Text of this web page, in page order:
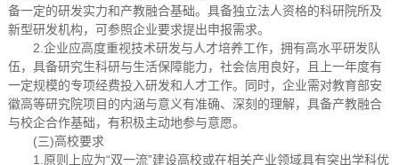
备一定的研发实力和产教融合基础。具备独立法人资格的科研院所及
新型研发机构，可参照企业要求提出申报需求。
2.企业应高度重视技术研发与人才培养工作，拥有高水平研发队
伍，具备研究生科研与生活保障能力，社会信用良好，且上一年度有
一定规模的专项经费投入研发和人才工作。同时，企业需对教育部安
徽高等研究院项目的内涵与意义有准确、深刻的理解，具备产教融合
与校企合作基础，有积极主动地参与意愿。
(三)高校要求
1.原则上应为“双一流”建设高校或在相关产业领域具有突出学科优